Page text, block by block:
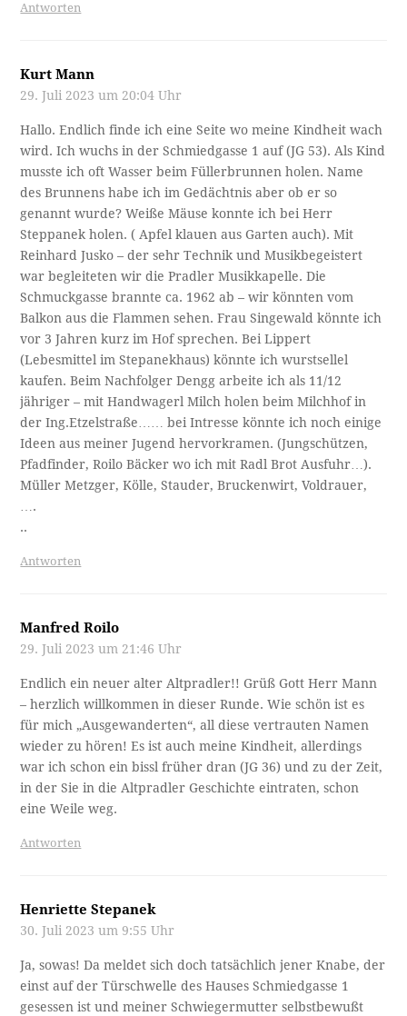
Antworten
Kurt Mann
29. Juli 2023 um 20:04 Uhr
Hallo. Endlich finde ich eine Seite wo meine Kindheit wach
wird. Ich wuchs in der Schmiedgasse 1 auf (JG 53). Als Kind
musste ich oft Wasser beim Füllerbrunnen holen. Name
des Brunnens habe ich im Gedächtnis aber ob er so
genannt wurde? Weiße Mäuse konnte ich bei Herr
Steppanek holen. ( Apfel klauen aus Garten auch). Mit
Reinhard Jusko – der sehr Technik und Musikbegeistert
war begleiteten wir die Pradler Musikkapelle. Die
Schmuckgasse brannte ca. 1962 ab – wir könnten vom
Balkon aus die Flammen sehen. Frau Singewald könnte ich
vor 3 Jahren kurz im Hof sprechen. Bei Lippert
(Lebesmittel im Stepanekhaus) könnte ich wurstsellel
kaufen. Beim Nachfolger Dengg arbeite ich als 11/12
jähriger – mit Handwagerl Milch holen beim Milchhof in
der Ing.Etzelstraße…… bei Intresse könnte ich noch einige
Ideen aus meiner Jugend hervorkramen. (Jungschützen,
Pfadfinder, Roilo Bäcker wo ich mit Radl Brot Ausfuhr…).
Müller Metzger, Kölle, Stauder, Bruckenwirt, Voldrauer,
….
..
Antworten
Manfred Roilo
29. Juli 2023 um 21:46 Uhr
Endlich ein neuer alter Altpradler!! Grüß Gott Herr Mann
– herzlich willkommen in dieser Runde. Wie schön ist es
für mich „Ausgewanderten“, all diese vertrauten Namen
wieder zu hören! Es ist auch meine Kindheit, allerdings
war ich schon ein bissl früher dran (JG 36) und zu der Zeit,
in der Sie in die Altpradler Geschichte eintraten, schon
eine Weile weg.
Antworten
Henriette Stepanek
30. Juli 2023 um 9:55 Uhr
Ja, sowas! Da meldet sich doch tatsächlich jener Knabe, der
einst auf der Türschwelle des Hauses Schmiedgasse 1
gesessen ist und meiner Schwiegermutter selbstbewußt